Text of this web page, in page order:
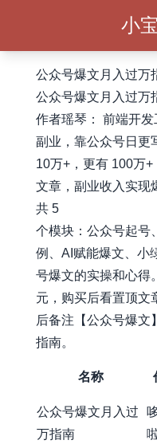
小
公众号爆文月入过万
公众号爆文月入过万
作者瑶琴： 前端开
副业，靠公众号日更
10万+，更有 100万+
文章，副业收入实现
共 5
个模块：公众号起号
例、AI赋能爆文、小
号爆文的实操和心得
元，购买后看置顶文
后备注【公众号爆文
指南。
名称
公众号爆文月入过
万指南